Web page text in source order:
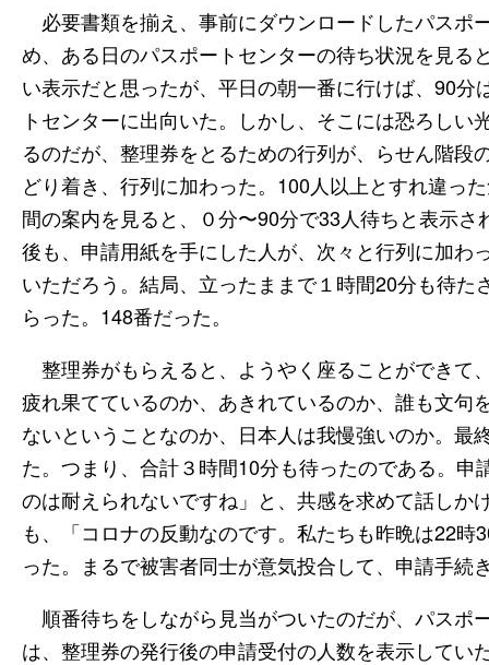
必要書類を揃え、事前にダウンロードしたパスポ
め、ある日のパスポートセンターの待ち状況を見る
い表示だと思ったが、平日の朝一番に行けば、90
トセンターに出向いた。しかし、そこには恐ろし
るのだが、整理券をとるための行列が、らせん階
どり着き、行列に加わった。100人以上とすれ違っ
間の案内を見ると、０分〜90分で33人待ちと表示
後も、申請用紙を手にした人が、次々と行列に加わ
いただろう。結局、立ったままで１時間20分も待
らった。148番だった。
整理券がもらえると、ようやく座ることができて
疲れ果てているのか、あきれているのか、誰も文句
ないということなのか、日本人は我慢強いのか。最
た。つまり、合計３時間10分も待ったのである。
のは耐えられないですね」と、共感を求めて話しか
も、「コロナの反動なのです。私たちも昨晩は22
った。まるで被害者同士が意気投合して、申請手続
順番待ちをしながら見当がついたのだが、パスポ
は、整理券の発行後の申請受付の人数を表示してい